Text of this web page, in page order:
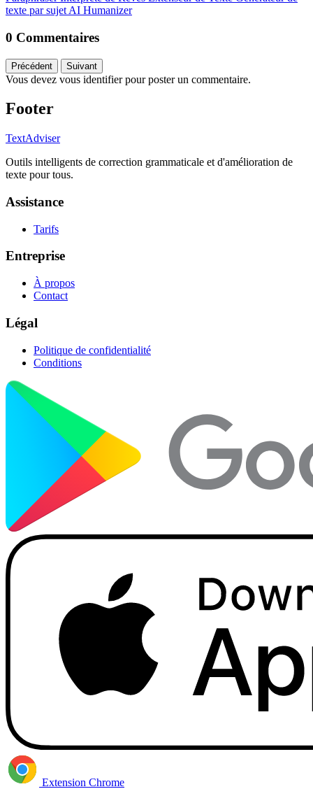
texte par sujet AI Humanizer
0 Commentaires
Précédent Suivant
Vous devez vous identifier pour poster un commentaire.
Footer
TextAdviser
Outils intelligents de correction grammaticale et d'amélioration de
texte pour tous.
Assistance
Tarifs
Entreprise
À propos
Contact
Légal
Politique de confidentialité
Conditions
Extension Chrome